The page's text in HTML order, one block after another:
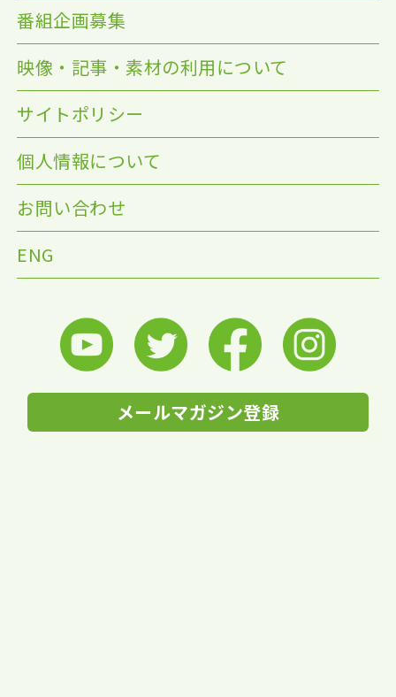
番組企画募集
映像・記事・素材の利用について
サイトポリシー
個人情報について
お問い合わせ
ENG
メールマガジン登録